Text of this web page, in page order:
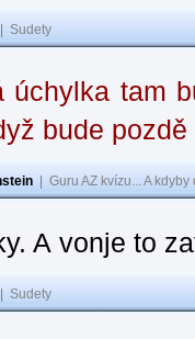
Sudety
úchylka tam
bude pozdě
Guru AZ kvízu... A
A vonje to
Sudety